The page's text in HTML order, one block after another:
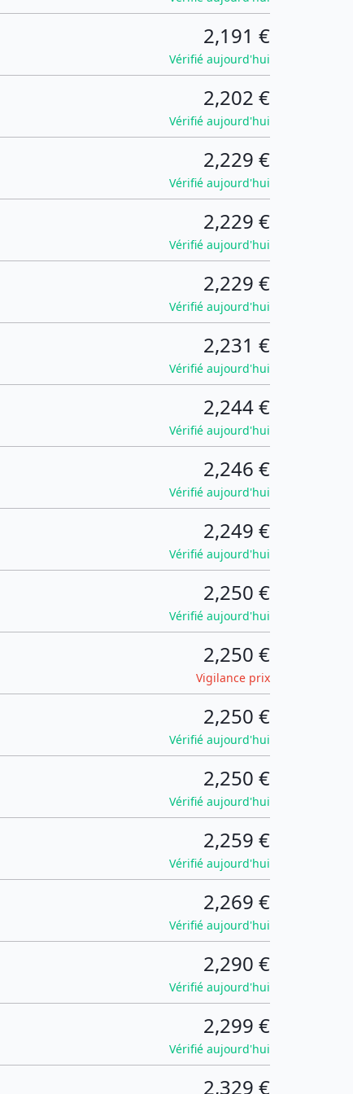
2,191 €
Vérifié aujourd'hui
2,202 €
Vérifié aujourd'hui
2,229 €
Vérifié aujourd'hui
2,229 €
Vérifié aujourd'hui
2,229 €
Vérifié aujourd'hui
2,231 €
Vérifié aujourd'hui
2,244 €
Vérifié aujourd'hui
2,246 €
Vérifié aujourd'hui
2,249 €
Vérifié aujourd'hui
2,250 €
Vérifié aujourd'hui
2,250 €
Vigilance prix
2,250 €
Vérifié aujourd'hui
2,250 €
Vérifié aujourd'hui
2,259 €
Vérifié aujourd'hui
2,269 €
Vérifié aujourd'hui
2,290 €
Vérifié aujourd'hui
2,299 €
Vérifié aujourd'hui
2,329 €